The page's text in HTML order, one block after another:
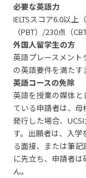
必要な英語力
IELTSスコア6.0以上
（PBT）/230点（
外国人留学生の方
英語プレースメント
の英語要件を満たす
英語コースの免除
英語を授業の媒体
ている申請者は、
発行した場合、
す。出願者は、入学
る面接、または筆
に先立ち、申請者
ん。